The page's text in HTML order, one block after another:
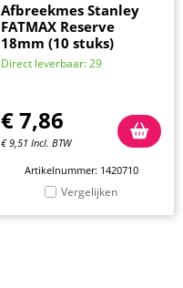
Afbreekmes Stanley
FATMAX Reserve
18mm (10 stuks)
Direct leverbaar: 29
€7,86
€9,51 Incl. BTW
Artikelnummer: 1420710
Vergelijken